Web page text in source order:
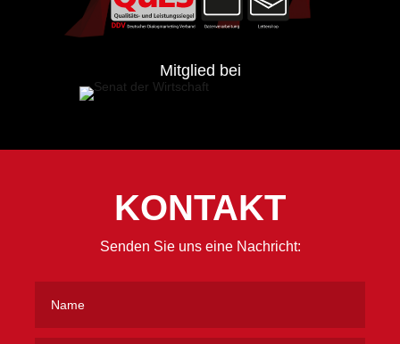
Mitglied bei
KONTAKT
Senden Sie uns eine Nachricht: